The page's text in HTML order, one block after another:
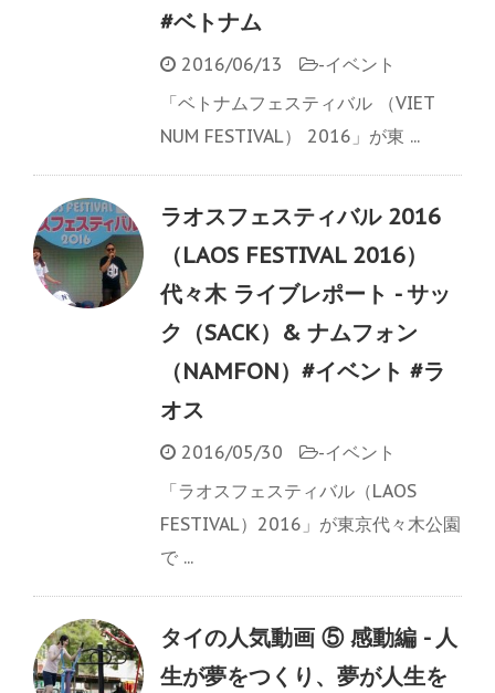
#ベトナム
2016/06/13 -イベント
「ベトナムフェスティバル （VIET
NUM FESTIVAL） 2016」が東 ...
ラオスフェスティバル 2016
（LAOS FESTIVAL 2016）
代々木 ライブレポート - サッ
ク（SACK）& ナムフォン
（NAMFON）#イベント #ラ
オス
2016/05/30 -イベント
「ラオスフェスティバル（LAOS
FESTIVAL）2016」が東京代々木公園
で ...
タイの人気動画 ⑤ 感動編 - 人
生が夢をつくり、夢が人生を